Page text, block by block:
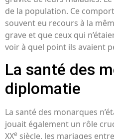
de la population. Ce
souvent eu recours à la
grave et que ceux qui
voir à quel point ils avaient
La santé des
diplomatie
La santé des monarques
jouait également un rôle
XXe siècle, les mariages